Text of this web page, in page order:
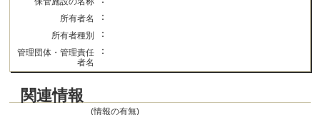
所有者名 ：
所有者種別 ：
管理団体・管理責任
者名
：
関連情報
(情報の有無)